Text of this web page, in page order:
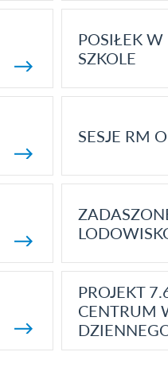
POSIŁEK
SZKOLE
SESJE RM
PROJEKT
CENTRUM